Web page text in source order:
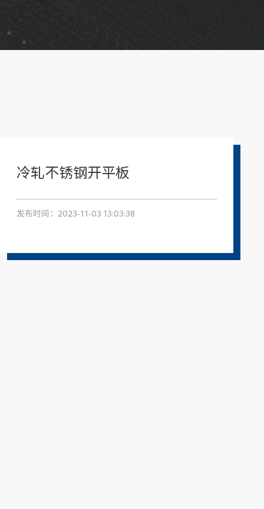
冷轧不锈钢开平板
发布时间：2023-11-03 13:03:38